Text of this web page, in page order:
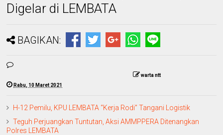
Digelar di LEMBATA
BAGIKAN:
warta ntt
Rabu, 10 Maret 2021
H-12 Pemilu, KPU LEMBATA “Kerja Rodi” Tangani Logistik
Teguh Perjuangkan Tuntutan, Aksi AMMPPERA Ditenangkan
Polres LEMBATA